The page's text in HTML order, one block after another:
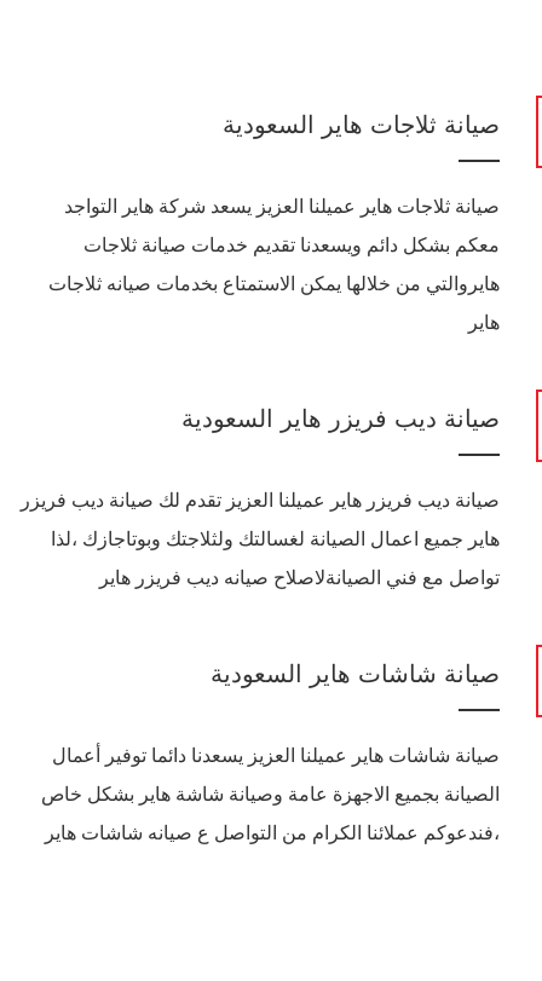
صيانة ثلاجات هاير السعودية
صيانة ثلاجات هاير عميلنا العزيز يسعد شركة هاير التواجد
معكم بشكل دائم ويسعدنا تقديم خدمات صيانة ثلاجات
هايروالتي من خلالها يمكن الاستمتاع بخدمات صيانه ثلاجات
هاير
صيانة ديب فريزر هاير السعودية
صيانة ديب فريزر هاير عميلنا العزيز تقدم لك صيانة ديب فريزر
هاير جميع اعمال الصيانة لغسالتك ولثلاجتك وبوتاجازك ،لذا
تواصل مع فني الصيانةلاصلاح صيانه ديب فريزر هاير
صيانة شاشات هاير السعودية
صيانة شاشات هاير عميلنا العزيز يسعدنا دائما توفير أعمال
الصيانة بجميع الاجهزة عامة وصيانة شاشة هاير بشكل خاص
،فندعوكم عملائنا الكرام من التواصل ع صيانه شاشات هاير